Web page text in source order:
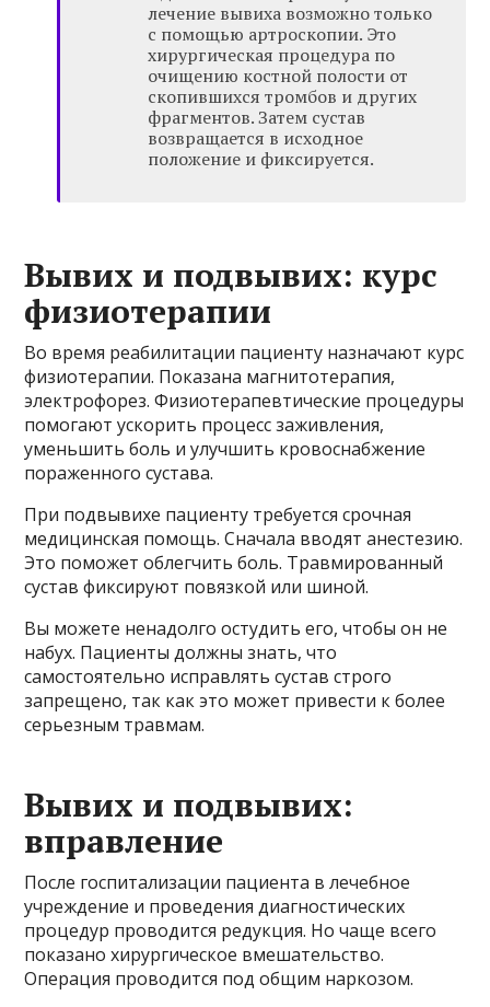
лечение вывиха возможно только
с помощью артроскопии. Это
хирургическая процедура по
очищению костной полости от
скопившихся тромбов и других
фрагментов. Затем сустав
возвращается в исходное
положение и фиксируется.
Вывих и подвывих: курс
физиотерапии
Во время реабилитации пациенту назначают курс
физиотерапии. Показана магнитотерапия,
электрофорез. Физиотерапевтические процедуры
помогают ускорить процесс заживления,
уменьшить боль и улучшить кровоснабжение
пораженного сустава.
При подвывихе пациенту требуется срочная
медицинская помощь. Сначала вводят анестезию.
Это поможет облегчить боль. Травмированный
сустав фиксируют повязкой или шиной.
Вы можете ненадолго остудить его, чтобы он не
набух. Пациенты должны знать, что
самостоятельно исправлять сустав строго
запрещено, так как это может привести к более
серьезным травмам.
Вывих и подвывих:
вправление
После госпитализации пациента в лечебное
учреждение и проведения диагностических
процедур проводится редукция. Но чаще всего
показано хирургическое вмешательство.
Операция проводится под общим наркозом.